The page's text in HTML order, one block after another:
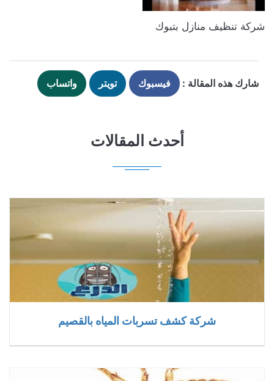
شركة تنظيف منازل بتبوك
شارك هذه المقالة : فيسبوك تويتر واتساب
أحدث المقالات
شركة كشف تسربات المياه بالقصيم